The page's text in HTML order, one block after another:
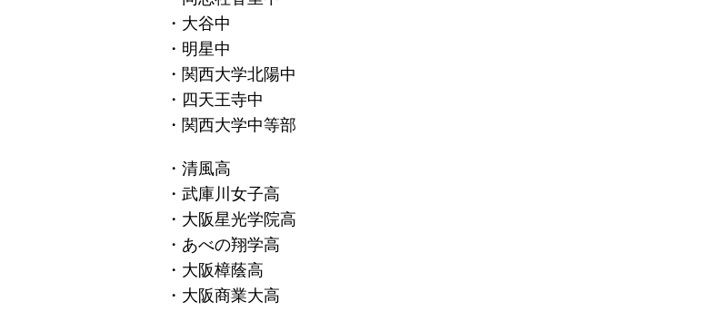
・大谷中
・明星中
・関西大学北陽中
・四天王寺中
・関西大学中等部
・清風高
・武庫川女子高
・大阪星光学院高
・あべの翔学高
・大阪樟蔭高
・大阪商業大高